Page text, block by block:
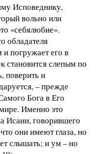
Исповеднику,
вольно или
«себялюбие».
обладателя
погружает его в
становится слепым по
поверить и
– прежде
Бога в Его
Именно это
Исаии, говорившего
они имеют глаза, но
слышать; и ум – но